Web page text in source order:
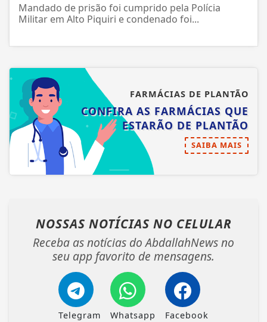
Mandado de prisão foi cumprido pela Polícia
Militar em Alto Piquiri e condenado foi...
FARMÁCIAS DE PLANTÃO
CONFIRA AS FARMÁCIAS QUE
ESTARÃO DE PLANTÃO
SAIBA MAIS
NOSSAS NOTÍCIAS NO CELULAR
Receba as notícias do AbdallahNews no
seu app favorito de mensagens.
Telegram Whatsapp Facebook